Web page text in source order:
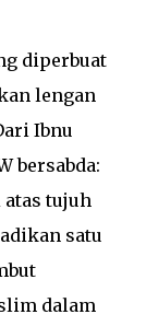
diperbuat
lengan
Ibnu
bersabda:
tujuh
satu
dalam